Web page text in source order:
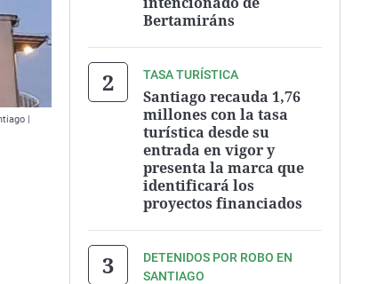
|
Bertamiráns
TASA TURÍSTICA
Santiago recauda 1,76
millones con la tasa
turística desde su
entrada en vigor y
presenta la marca que
identificará los
proyectos financiados
DETENIDOS POR ROBO EN
SANTIAGO